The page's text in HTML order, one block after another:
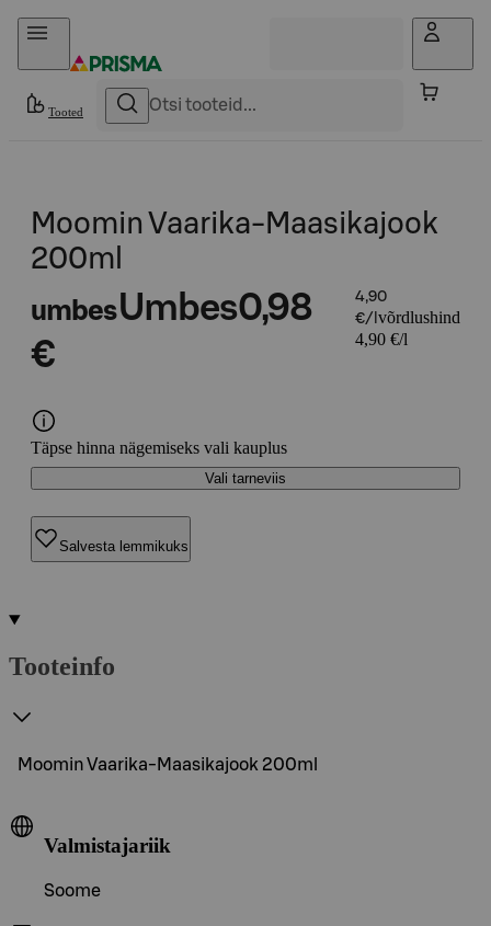
Otse sisu juurde
Tooted
Moomin Vaarika-Maasikajook
200ml
umbesUmbes0,98
€
4,90
€/l võrdlushind
4,90 €/l
Täpse hinna nägemiseks vali kauplus
Vali tarneviis
Salvesta lemmikuks
Tooteinfo
Moomin Vaarika-Maasikajook 200ml
Valmistajariik
Soome